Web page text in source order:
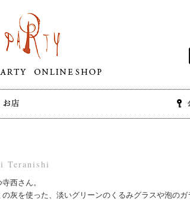
Teranishi
西さん。
灰を使った、淡いグリーンのくるみグラスや泡の